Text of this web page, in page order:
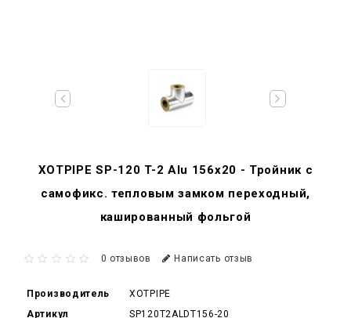
XOTPIPE SP-120 T-2 Alu 156x20 - Тройник c
самофикс. тепловым замком переходный,
кашированный фольгой
0 отзывов Написать отзыв
Производитель
XOTPIPE
Артикул
SP120T2ALDT156-20